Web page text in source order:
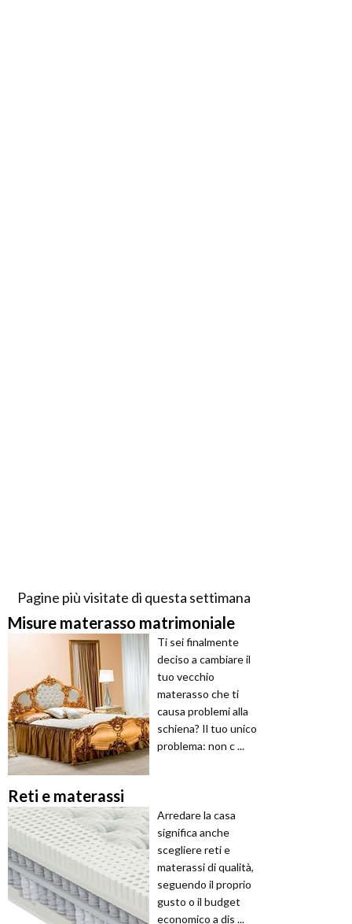
Pagine più visitate di questa settimana
Misure materasso matrimoniale
Ti sei finalmente
deciso a cambiare il
tuo vecchio
materasso che ti
causa problemi alla
schiena? Il tuo unico
problema: non c ...
Reti e materassi
Arredare la casa
significa anche
scegliere reti e
materassi di qualità,
seguendo il proprio
gusto o il budget
economico a dis ...